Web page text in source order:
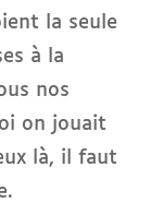
la seule
à la
nos
on jouait
là, il faut